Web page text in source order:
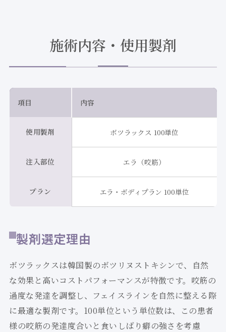
施術内容・使用製剤
項目 内容
使用製剤 ボツラックス 100単位
注入部位 エラ（咬筋）
プラン エラ・ボディプラン 100単位
製剤選定理由
ボツラックスは韓国製のボツリヌストキシンで、自然
な効果と高いコストパフォーマンスが特徴です。咬筋の
過度な発達を調整し、フェイスラインを自然に整える際
に最適な製剤です。100単位という単位数は、この患者
様の咬筋の発達度合いと食いしばり癖の強さを考慮